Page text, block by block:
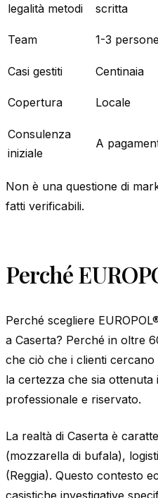
legalità metodi
scritta
Team 1-3 persone
Casi gestiti
Centinaia
Copertura Locale
Consulenza
iniziale
A
Non è una questione di
fatti verificabili.
Perché
Perché scegliere
a Caserta? Perché in oltre
che ciò che i clienti
la certezza che sia ottenuta
professionale e riservato.
La realtà di Caserta è
(mozzarella di bufala),
(Reggia). Questo contesto
casistiche investigative